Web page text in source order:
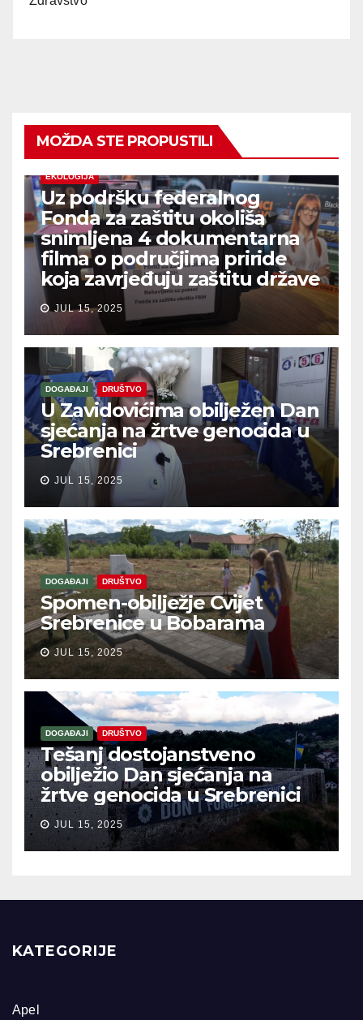
MOŽDA STE PROPUSTILI
EKOLOGIJA
Uz podršku federalnog
Fonda za zaštitu okoliša
snimljena 4 dokumentarna
filma o područjima priride
koja zavrjeđuju zaštitu države
JUL 15, 2025
DOGAĐAJI DRUŠTVO
U Zavidovićima obilježen Dan
sjećanja na žrtve genocida u
Srebrenici
JUL 15, 2025
DOGAĐAJI DRUŠTVO
Spomen-obilježje Cvijet
Srebrenice u Bobarama
JUL 15, 2025
DOGAĐAJI DRUŠTVO
Tešanj dostojanstveno
obilježio Dan sjećanja na
žrtve genocida u Srebrenici
JUL 15, 2025
KATEGORIJE
Apel